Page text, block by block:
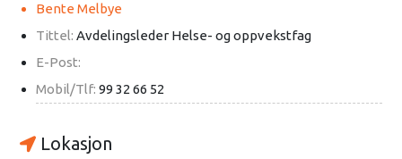
Bente Melbye
Tittel: Avdelingsleder Helse- og oppvekstfag
E-Post:
Mobil/Tlf: 99 32 66 52
Lokasjon